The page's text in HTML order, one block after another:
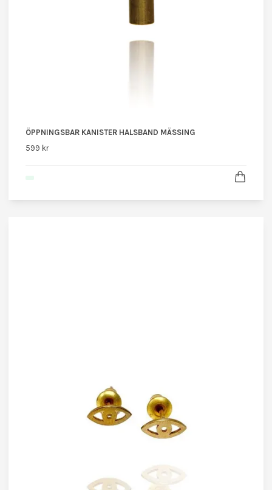
ÖPPNINGSBAR KANISTER HALSBAND MÄSSING
599 kr